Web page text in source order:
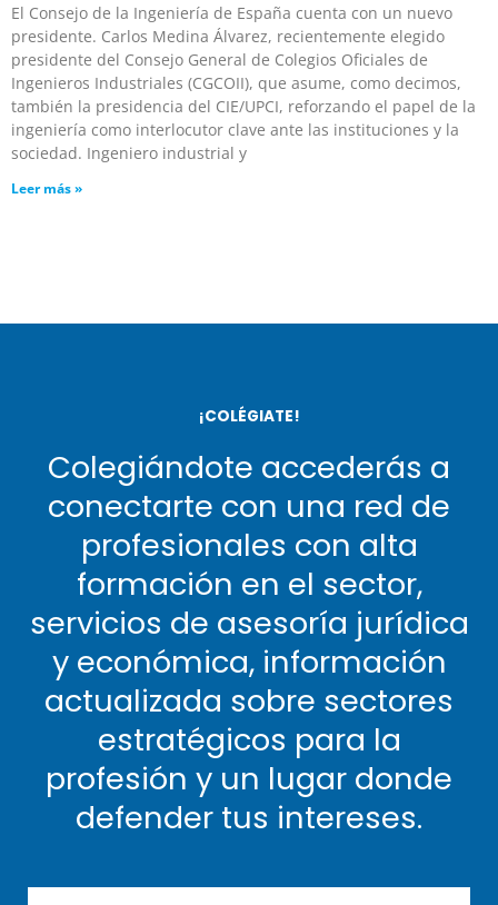
El Consejo de la Ingeniería de España cuenta con un nuevo
presidente. Carlos Medina Álvarez, recientemente elegido
presidente del Consejo General de Colegios Oficiales de
Ingenieros Industriales (CGCOII), que asume, como decimos,
también la presidencia del CIE/UPCI, reforzando el papel de la
ingeniería como interlocutor clave ante las instituciones y la
sociedad. Ingeniero industrial y
Leer más »
¡COLÉGIATE!
Colegiándote accederás a
conectarte con una red de
profesionales con alta
formación en el sector,
servicios de asesoría jurídica
y económica, información
actualizada sobre sectores
estratégicos para la
profesión y un lugar donde
defender tus intereses.